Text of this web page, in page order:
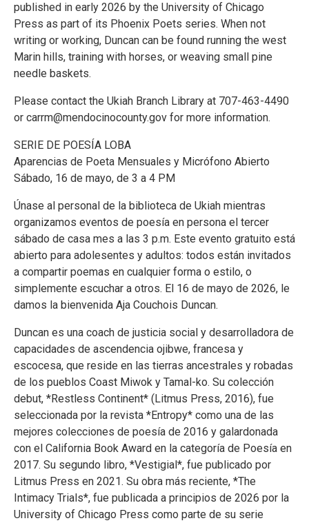
published in early 2026 by the University of Chicago
Press as part of its Phoenix Poets series. When not
writing or working, Duncan can be found running the west
Marin hills, training with horses, or weaving small pine
needle baskets.
Please contact the Ukiah Branch Library at 707-463-4490
or carrm@mendocinocounty.gov for more information.
SERIE DE POESÍA LOBA
Aparencias de Poeta Mensuales y Micrófono Abierto
Sábado, 16 de mayo, de 3 a 4 PM
Únase al personal de la biblioteca de Ukiah mientras
organizamos eventos de poesía en persona el tercer
sábado de casa mes a las 3 p.m. Este evento gratuito está
abierto para adolesentes y adultos: todos están invitados
a compartir poemas en cualquier forma o estilo, o
simplemente escuchar a otros. El 16 de mayo de 2026, le
damos la bienvenida Aja Couchois Duncan.
Duncan es una coach de justicia social y desarrolladora de
capacidades de ascendencia ojibwe, francesa y
escocesa, que reside en las tierras ancestrales y robadas
de los pueblos Coast Miwok y Tamal-ko. Su colección
debut, *Restless Continent* (Litmus Press, 2016), fue
seleccionada por la revista *Entropy* como una de las
mejores colecciones de poesía de 2016 y galardonada
con el California Book Award en la categoría de Poesía en
2017. Su segundo libro, *Vestigial*, fue publicado por
Litmus Press en 2021. Su obra más reciente, *The
Intimacy Trials*, fue publicada a principios de 2026 por la
University of Chicago Press como parte de su serie